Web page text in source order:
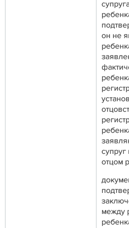
он не
супруг
отцом
между